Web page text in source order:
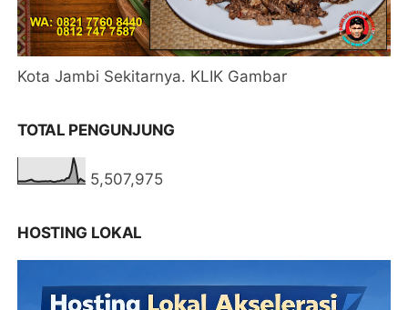
Kota Jambi Sekitarnya. KLIK Gambar
TOTAL PENGUNJUNG
5,507,975
HOSTING LOKAL